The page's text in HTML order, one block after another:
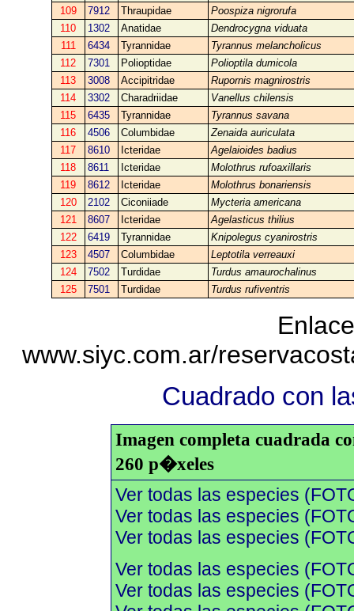
109
7912 Thraupidae
Poospiza nigrorufa
110
1302 Anatidae
Dendrocygna viduata
111
6434 Tyrannidae
Tyrannus melancholicus
112
7301 Polioptidae
Polioptila dumicola
113
3008 Accipitridae
Rupornis magnirostris
114
3302 Charadriidae
Vanellus chilensis
115
6435 Tyrannidae
Tyrannus savana
116
4506 Columbidae
Zenaida auriculata
117
8610 Icteridae
Agelaioides badius
118
8611 Icteridae
Molothrus rufoaxillaris
119
8612 Icteridae
Molothrus bonariensis
120
2102 Ciconiiade
Mycteria americana
121
8607 Icteridae
Agelasticus thilius
122
6419 Tyrannidae
Knipolegus cyanirostris
123
4507 Columbidae
Leptotila verreauxi
124
7502 Turdidae
Turdus amaurochalinus
125
7501 Turdidae Turdus rufiventris
www.siyc.com.ar/
Cuadrado con
Imagen completa cuadrada
260 p�xeles
Ver todas las especies
Ver todas las especies
Ver todas las especies
Ver todas las especies
Ver todas las especies